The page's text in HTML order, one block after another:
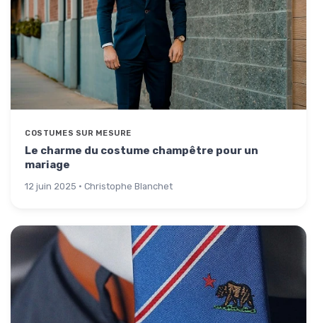
COSTUMES SUR MESURE
Le charme du costume champêtre pour un
mariage
12 juin 2025 · Christophe Blanchet